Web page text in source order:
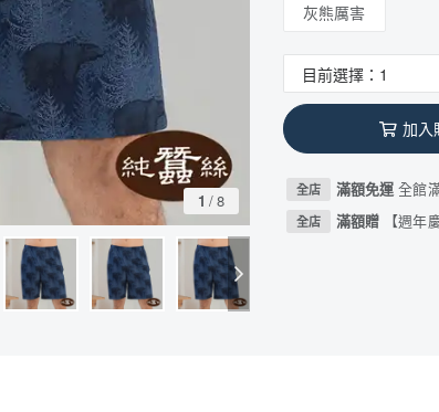
1 /8
灰熊厲害
加入
全店 滿額免運全館
全店 滿額贈 【週年